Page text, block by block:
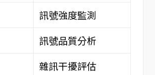
訊號強度監測
訊號品質分析
雜訊干擾評估